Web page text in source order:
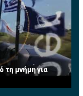
τη μνήμη για